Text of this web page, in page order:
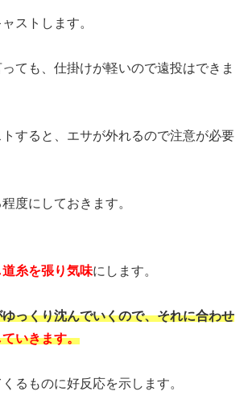
ストします。
ても、仕掛けが軽いので遠投はできま
すると、エサが外れるので注意が必要
度にしておきます。
道糸を張り気味にします。
っくり沈んでいくので、それに合わせ
いきます。
るものに好反応を示します。